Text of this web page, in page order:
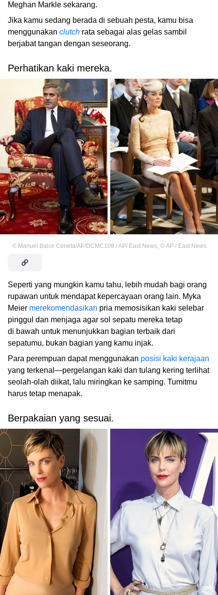
Meghan Markle sekarang.
Jika kamu sedang berada di sebuah pesta, kamu bisa
menggunakan clutch rata sebagai alas gelas sambil
berjabat tangan dengan seseorang.
Perhatikan kaki mereka.
© Manuel Balce Ceneta/AP/DCMC108 / AP/ East News, © AP / East News
Seperti yang mungkin kamu tahu, lebih mudah bagi orang
rupawan untuk mendapat kepercayaan orang lain. Myka
Meier merekomendasikan pria memosisikan kaki selebar
pinggul dan menjaga agar sol sepatu mereka tetap
di bawah untuk menunjukkan bagian terbaik dari
sepatumu, bukan bagian yang kamu injak.
Para perempuan dapat menggunakan posisi kaki kerajaan
yang terkenal—pergelangan kaki dan tulang kering terlihat
seolah-olah diikat, lalu miringkan ke samping. Tumitmu
harus tetap menapak.
Berpakaian yang sesuai.